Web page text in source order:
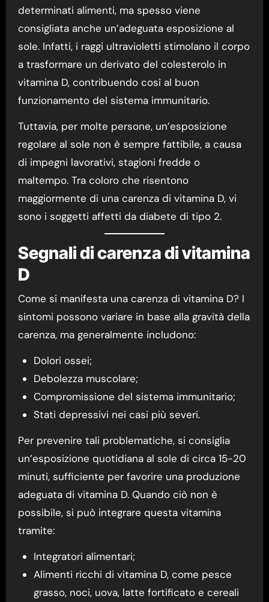
determinati alimenti, ma spesso viene
consigliata anche un’adeguata esposizione al
sole. Infatti, i raggi ultravioletti stimolano il corpo
a trasformare un derivato del colesterolo in
vitamina D, contribuendo così al buon
funzionamento del sistema immunitario.
Tuttavia, per molte persone, un’esposizione
regolare al sole non è sempre fattibile, a causa
di impegni lavorativi, stagioni fredde o
maltempo. Tra coloro che risentono
maggiormente di una carenza di vitamina D, vi
sono i soggetti affetti da diabete di tipo 2.
Segnali di carenza di vitamina
D
Come si manifesta una carenza di vitamina D? I
sintomi possono variare in base alla gravità della
carenza, ma generalmente includono:
Dolori ossei;
Debolezza muscolare;
Compromissione del sistema immunitario;
Stati depressivi nei casi più severi.
Per prevenire tali problematiche, si consiglia
un’esposizione quotidiana al sole di circa 15-20
minuti, sufficiente per favorire una produzione
adeguata di vitamina D. Quando ciò non è
possibile, si può integrare questa vitamina
tramite:
Integratori alimentari;
Alimenti ricchi di vitamina D, come pesce
grasso, noci, uova, latte fortificato e cereali